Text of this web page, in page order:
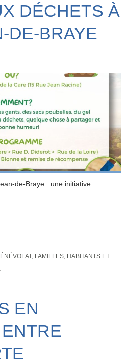
DÉCHETS À
DE-BRAYE
de-Braye : une initiative
, FAMILLES, HABITANTS ET
EN